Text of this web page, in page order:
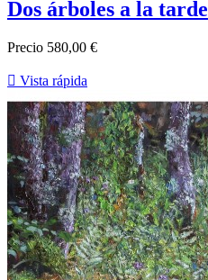
Dos árboles a la tarde
Precio 580,00 €
 Vista rápida